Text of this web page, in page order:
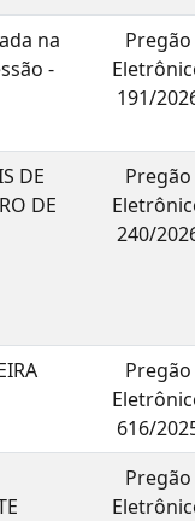
na
-
Pregão
191/
DE
DE
Pregão
240/
Pregão
616/
Pregão